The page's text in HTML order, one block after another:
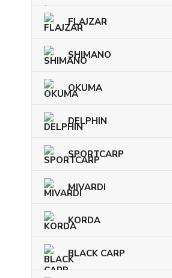
FLAJZAR
SHIMANO
OKUMA
DELPHIN
SPORTCARP
MIVARDI
KORDA
BLACK CARP